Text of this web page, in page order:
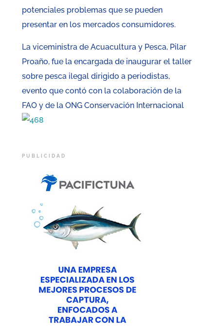
potenciales problemas que se pueden
presentar en los mercados consumidores.
La viceministra de Acuacultura y Pesca, Pilar
Proaño, fue la encargada de inaugurar el taller
sobre pesca ilegal dirigido a periodistas,
evento que contó con la colaboración de la
FAO y de la ONG Conservación Internacional